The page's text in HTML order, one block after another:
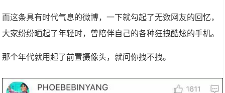
而这条具有时代气息的微博，一下就勾起了无数网友的回忆，
大家纷纷晒起了年轻时，曾陪伴自己的各种狂拽酷炫的手机。
那个年代就用起了前置摄像头，就问你拽不拽。